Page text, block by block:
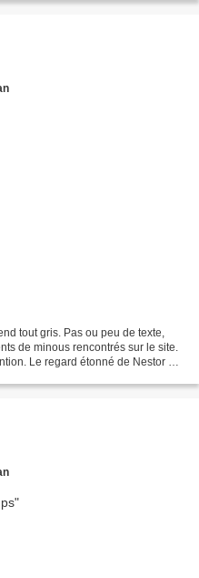
tout gris. Pas ou peu de texte,
de minous rencontrés sur le site.
Le regard étonné de Nestor et